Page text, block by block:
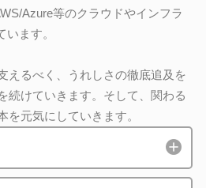
Azure等のクラウドやインフラ
ます。
えるべく、うれしさの徹底追及を
続けていきます。そして、関わる
を元気にしていきます。